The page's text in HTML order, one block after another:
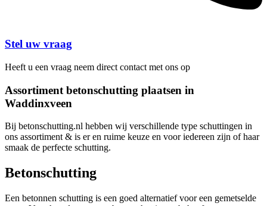
Stel uw vraag
Heeft u een vraag neem direct contact met ons op
Assortiment betonschutting plaatsen in
Waddinxveen
Bij betonschutting.nl hebben wij verschillende type schuttingen in
ons assortiment & is er en ruime keuze en voor iedereen zijn of haar
smaak de perfecte schutting.
Betonschutting
Een betonnen schutting is een goed alternatief voor een gemetselde